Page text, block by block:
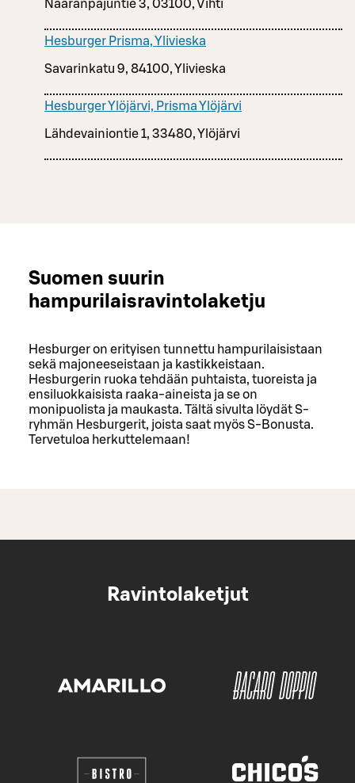
Suomen suurin
hampurilaisravintolaketju
Hesburger on erityisen tunnettu hampurilaisistaan
sekä majoneeseistaan ja kastikkeistaan.
Hesburgerin ruoka tehdään puhtaista, tuoreista ja
ensiluokkaisista raaka-aineista ja se on
monipuolista ja maukasta. Tältä sivulta löydät S-
ryhmän Hesburgerit, joista saat myös S-Bonusta.
Tervetuloa herkuttelemaan!
Naaranpajuntie 3, 03100, Vihti
Hesburger Prisma, Ylivieska
Savarinkatu 9, 84100, Ylivieska
Hesburger Ylöjärvi, Prisma Ylöjärvi
Lähdevainiontie 1, 33480, Ylöjärvi
Ravintolaketjut